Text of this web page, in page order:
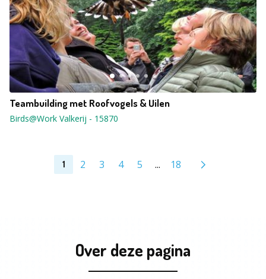
Teambuilding met Roofvogels & Uilen
Birds@Work Valkerij - 15870
1 2 3 4 5 ... 18
Over deze pagina